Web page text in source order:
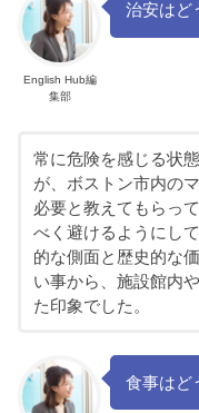
English Hub編
集部
治安はど
常に危険を感じる状
が、ボストン市内の
必要と教えてもらっ
べく避けるようにし
的な側面と歴史的な
い事から、施設館内
た印象でした。
食事はど